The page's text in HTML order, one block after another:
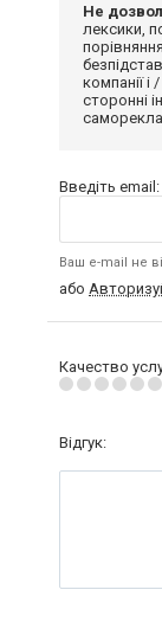
Не
лексики,
компанії і
сторонні
Введіть email:
Ваш e-mail не
або
Качество
Відгук: